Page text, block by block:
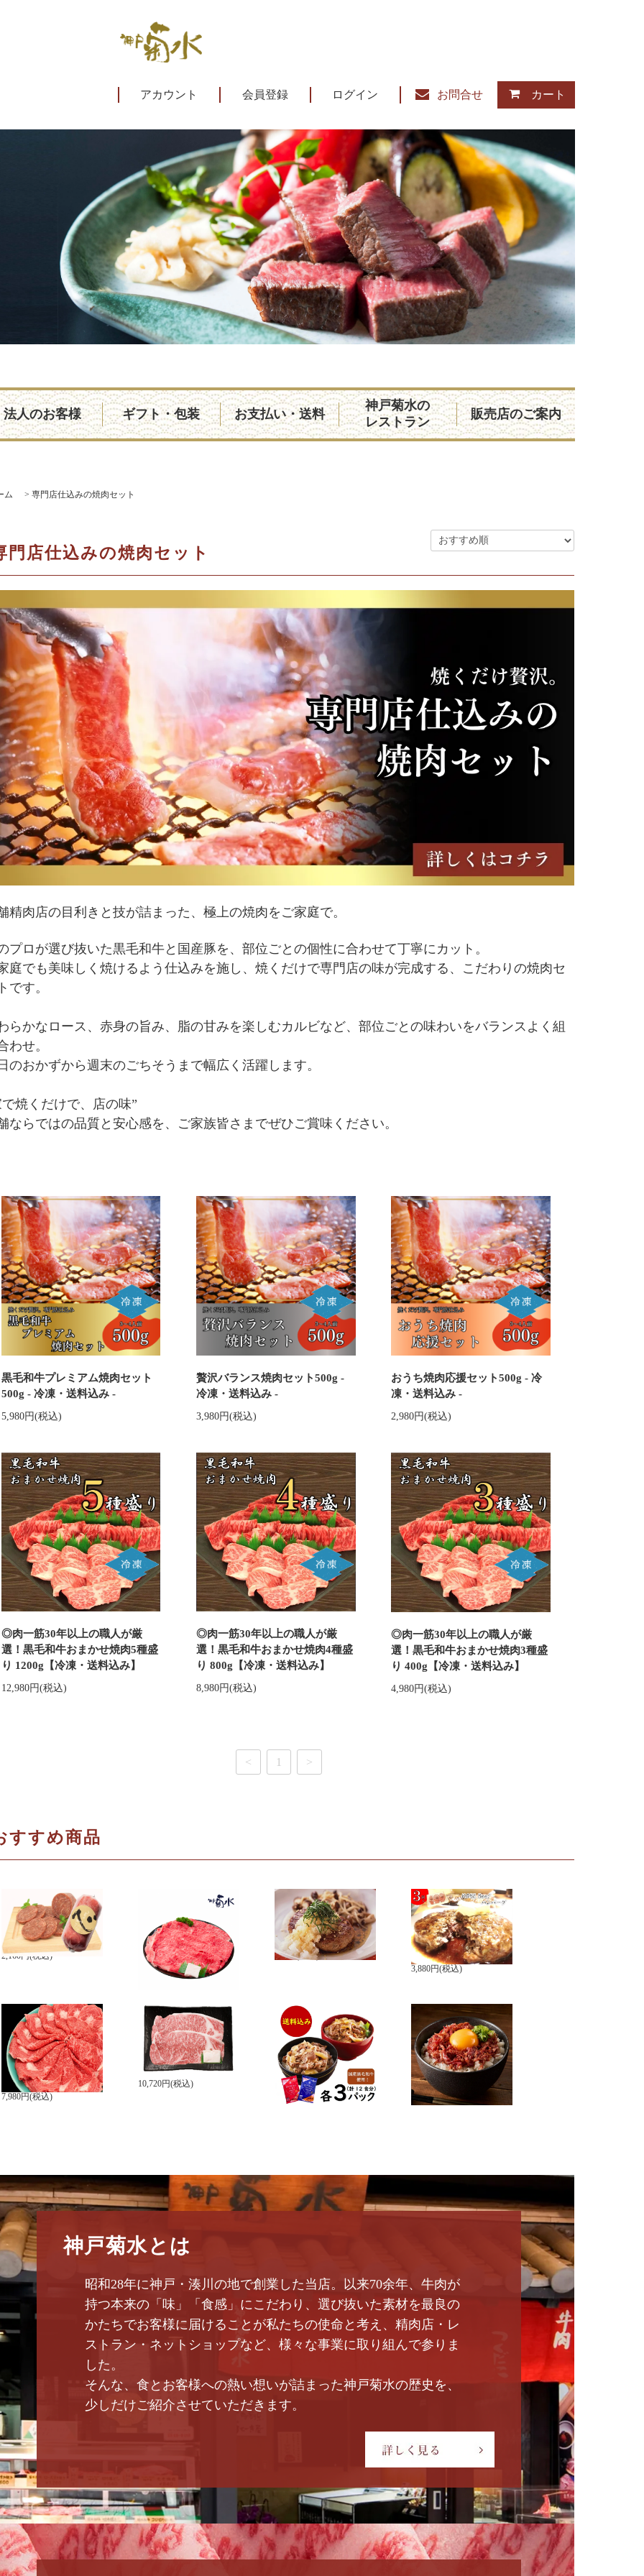
アカウント 会員登録 ログイン お問合せ カート
法人のお客様 ギフト・包装 お支払い・送料
神戸菊水の
レストラン
販売店のご案内
ム > 専門店仕込みの焼肉セット
門店仕込みの焼肉セット
精肉店の目利きと技が詰まった、極上の焼肉をご家庭で。
プロが選び抜いた黒毛和牛と国産豚を、部位ごとの個性に合わせて丁寧にカット。
庭でも美味しく焼けるよう仕込みを施し、焼くだけで専門店の味が完成する、こだわりの焼肉セ
です。
らかなロース、赤身の旨み、脂の甘みを楽しむカルビなど、部位ごとの味わいをバランスよく組
わせ。
のおかずから週末のごちそうまで幅広く活躍します。
で焼くだけで、店の味”
ならではの品質と安心感を、ご家族皆さまでぜひご賞味ください。
黒毛和牛プレミアム焼肉セット
500g - 冷凍・送料込み -
5,980円(税込)
贅沢バランス焼肉セット500g -
冷凍・送料込み -
3,980円(税込)
おうち焼肉応援セット500g - 冷
凍・送料込み -
2,980円(税込)
◎肉一筋30年以上の職人が厳
選！黒毛和牛おまかせ焼肉5種盛
り 1200g【冷凍・送料込み】
12,980円(税込)
◎肉一筋30年以上の職人が厳
選！黒毛和牛おまかせ焼肉4種盛
り 800g【冷凍・送料込み】
8,980円(税込)
◎肉一筋30年以上の職人が厳
選！黒毛和牛おまかせ焼肉3種盛
り 400g【冷凍・送料込み】
4,980円(税込)
< 1 >
すすめ商品
お手軽リッチな神戸
牛コンビーフ150ｇ（冷
凍）
2,160円(税込)
黒毛和牛 霜降りロー
ス（すき焼き・しゃぶし
ゃぶ）
5,940円(税込)
肉の旨味がぎゅっと
詰まった神戸牛生ハンバ
ーグ【冷凍】
864円(税込)
神戸牛ハンバーグ
130ｇ×3個セット【冷凍・
送料込み】贈答用化粧箱
入り
3,880円(税込)
(A4等級以上)すきや
き・しゃぶしゃぶ用 黒
毛和牛霜降り 上ロースス
ライス 500g【冷凍・送料
込】
7,980円(税込)
(A4等級以上)黒毛和
牛サーロインステーキ用
300g×2枚【冷凍・送料
込】
10,720円(税込)
牛丼の具・すきやき
丼の具各3P（計12食分）
【冷凍・送料込み】
6,300円(税込)
神戸牛コンビーフ
150ｇ（冷凍）
2,160円(税込)
神戸菊水とは
昭和28年に神戸・湊川の地で創業した当店。以来70余年、牛肉が
持つ本来の「味」「食感」にこだわり、選び抜いた素材を最良の
かたちでお客様に届けることが私たちの使命と考え、精肉店・レ
ストラン・ネットショップなど、様々な事業に取り組んで参りま
した。
そんな、食とお客様への熱い想いが詰まった神戸菊水の歴史を、
少しだけご紹介させていただきます。